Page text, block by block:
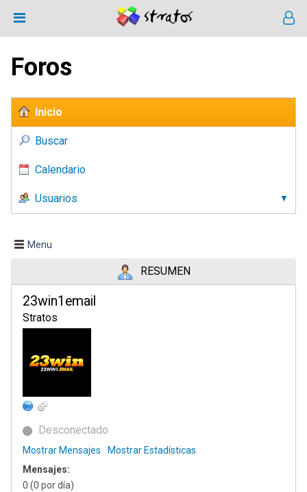
Foros
Inicio
Buscar
Calendario
Usuarios
Menu
RESUMEN
23win1email
Stratos
Desconectado
Mostrar Mensajes
Mostrar Estadísticas
Mensajes:
0 (0 por día)